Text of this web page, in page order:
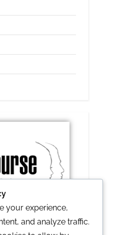
et Claude 2021
your experience,
and analyze traffic.